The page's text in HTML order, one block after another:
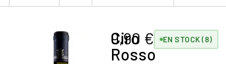
Ciro
Rosso
9,90 € EN STOCK (8)